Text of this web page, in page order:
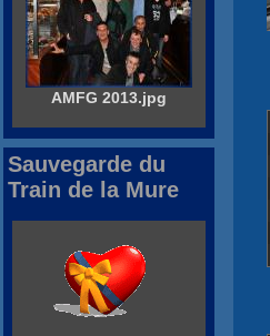
AMFG 2013.jpg
Sauvegarde du
Train de la Mure